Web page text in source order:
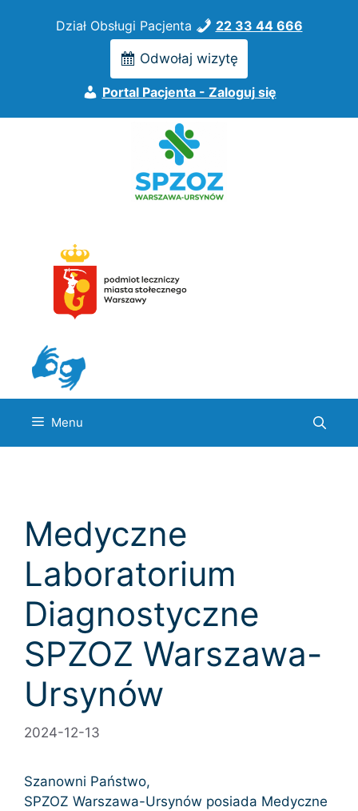
Dział Obsługi Pacjenta 22 33 44 666
Odwołaj wizytę
Portal Pacjenta - Zaloguj się
Menu
Medyczne
Laboratorium
Diagnostyczne
SPZOZ Warszawa-
Ursynów
2024-12-13
Szanowni Państwo,
SPZOZ Warszawa-Ursynów posiada Medyczne